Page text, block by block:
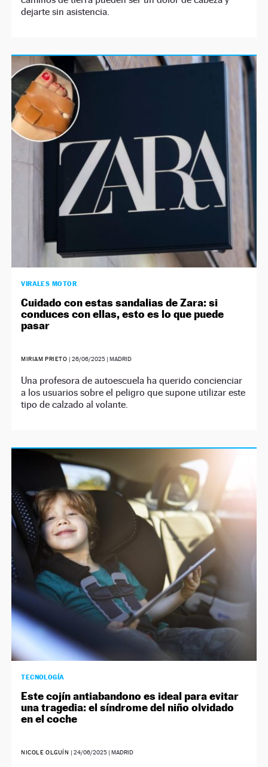
dejarte sin asistencia.
VIRALES MOTOR
Cuidado con estas sandalias de Zara: si
conduces con ellas, esto es lo que puede
pasar
MIRIAM PRIETO | 26/06/2025| MADRID
Una profesora de autoescuela ha querido concienciar
a los usuarios sobre el peligro que supone utilizar este
tipo de calzado al volante.
TECNOLOGÍA
Este cojín antiabandono es ideal para evitar
una tragedia: el síndrome del niño olvidado
en el coche
NICOLE OLGUÍN | 24/06/2025| MADRID